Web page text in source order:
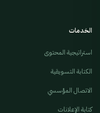
الخدمات
استراتيجية المحتوى
الكتابة التسويقية
الاتصال المؤسسي
كتابة الإعلانات